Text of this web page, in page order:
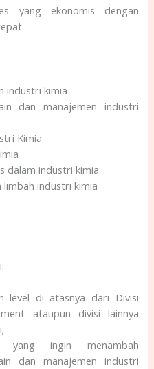
yang ekonomis dengan
industri kimia
dan manajemen industri
Kimia
dalam industri kimia
limbah industri kimia
level di atasnya dari Divisi
ataupun divisi lainnya
yang ingin menambah
dan manajemen industri